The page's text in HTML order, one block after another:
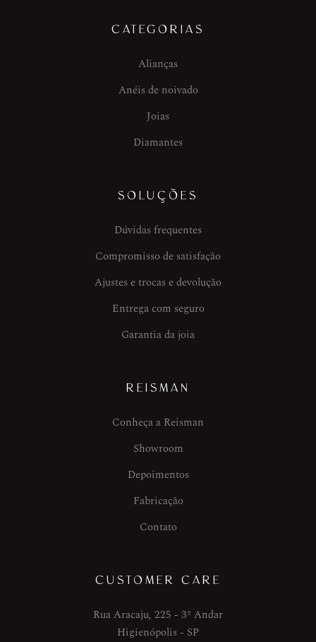
CATEGORIAS
Alianças
Anéis de noivado
Joias
Diamantes
SOLUÇÕES
Dúvidas frequentes
Compromisso de satisfação
Ajustes e trocas e devolução
Entrega com seguro
Garantia da joia
REISMAN
Conheça a Reisman
Showroom
Depoimentos
Fabricação
Contato
CUSTOMER CARE
Rua Aracaju, 225 - 3º Andar
Higienópolis - SP